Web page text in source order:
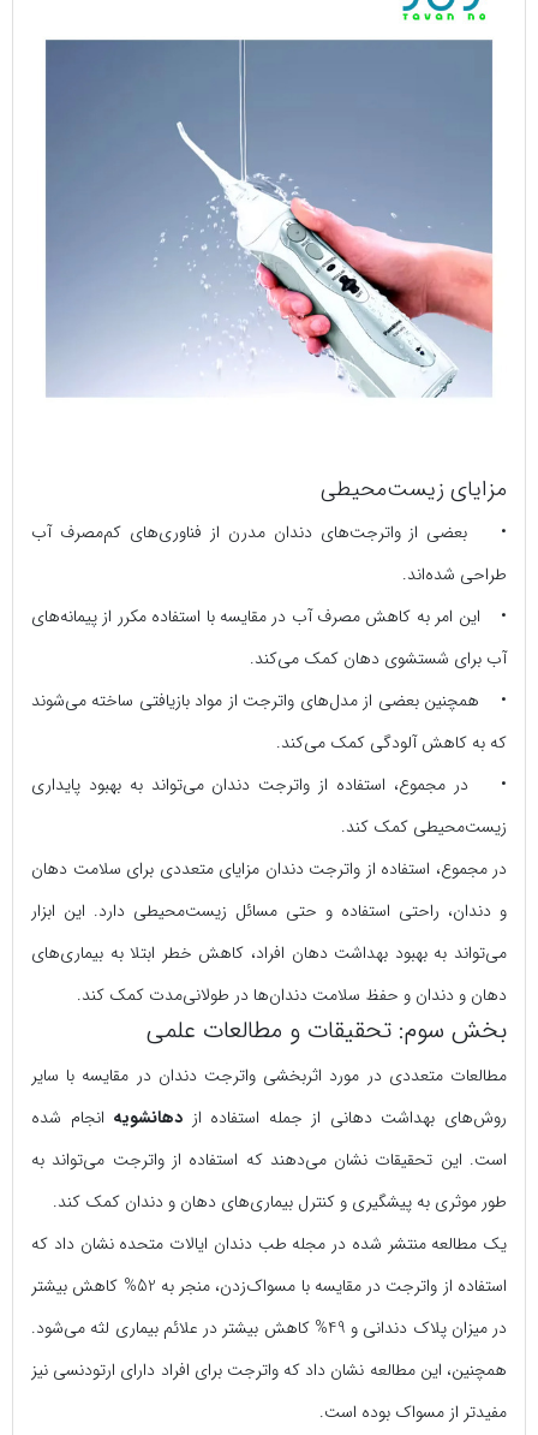
مزایای زیست‌محیطی
• بعضی از واترجت‌های دندان مدرن از فناوری‌های کم‌مصرف آب
طراحی شده‌اند.
• این امر به کاهش مصرف آب در مقایسه با استفاده مکرر از پیمانه‌های
آب برای شستشوی دهان کمک می‌کند.
• همچنین بعضی از مدل‌های واترجت از مواد بازیافتی ساخته می‌شوند
که به کاهش آلودگی کمک می‌کند.
• در مجموع، استفاده از واترجت دندان می‌تواند به بهبود پایداری
زیست‌محیطی کمک کند.
در مجموع، استفاده از واترجت دندان مزایای متعددی برای سلامت دهان
و دندان، راحتی استفاده و حتی مسائل زیست‌محیطی دارد. این ابزار
می‌تواند به بهبود بهداشت دهان افراد، کاهش خطر ابتلا به بیماری‌های
دهان و دندان و حفظ سلامت دندان‌ها در طولانی‌مدت کمک کند.
بخش سوم: تحقیقات و مطالعات علمی
مطالعات متعددی در مورد اثربخشی واترجت دندان در مقایسه با سایر
روش‌های بهداشت دهانی از جمله استفاده از دهانشویه انجام شده
است. این تحقیقات نشان می‌دهند که استفاده از واترجت می‌تواند به
طور موثری به پیشگیری و کنترل بیماری‌های دهان و دندان کمک کند.
یک مطالعه منتشر شده در مجله طب دندان ایالات متحده نشان داد که
استفاده از واترجت در مقایسه با مسواک‌زدن، منجر به 52% کاهش بیشتر
در میزان پلاک دندانی و 49% کاهش بیشتر در علائم بیماری لثه می‌شود.
همچنین، این مطالعه نشان داد که واترجت برای افراد دارای ارتودنسی نیز
مفیدتر از مسواک بوده است.